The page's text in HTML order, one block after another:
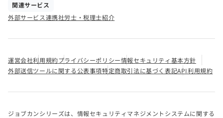
関連サービス
外部サービス連携社労士・税理士紹介
運営会社利用規約プライバシーポリシー情報セキュリティ基本方針
外部送信ツールに関する公表事項特定商取引法に基づく表記API利用規約
ジョブカンシリーズは、情報セキュリティマネジメントシステムに関する